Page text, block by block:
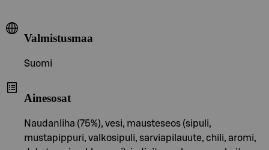
Valmistusmaa
Suomi
Ainesosat
Naudanliha (75%), vesi, mausteseos (sipuli,
mustapippuri, valkosipuli, sarviapilauute, chili, aromi,